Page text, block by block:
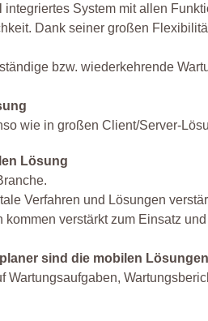
System mit allen
Dank seiner großen
bzw. wiederkehrende
wie in großen Client/Server-
Lösung
Verfahren und Lösungen
verstärkt zum Einsatz
sind die mobilen
Wartungsaufgaben,